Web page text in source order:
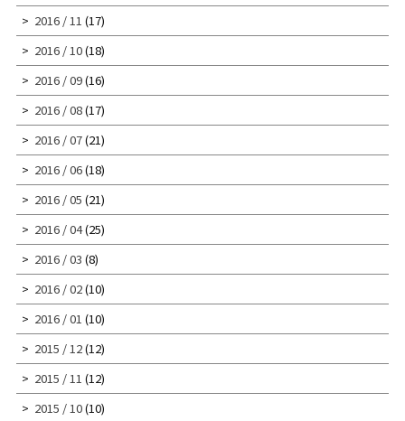
2016 / 11 (17)
2016 / 10(18)
2016 / 09(16)
2016 / 08(17)
2016 / 07(21)
2016 / 06(18)
2016 / 05 (21)
2016 / 04(25)
2016 / 03 (8)
2016 / 02(10)
2016 / 01 (10)
2015 / 12(12)
2015 / 11 (12)
2015 / 10(10)